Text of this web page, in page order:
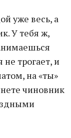
уже весь, а
У тебя ж,
трогает, и
на «ты»
чиновник